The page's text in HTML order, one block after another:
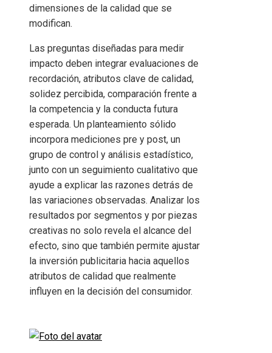
dimensiones de la calidad que se
modifican.
Las preguntas diseñadas para medir
impacto deben integrar evaluaciones de
recordación, atributos clave de calidad,
solidez percibida, comparación frente a
la competencia y la conducta futura
esperada. Un planteamiento sólido
incorpora mediciones pre y post, un
grupo de control y análisis estadístico,
junto con un seguimiento cualitativo que
ayude a explicar las razones detrás de
las variaciones observadas. Analizar los
resultados por segmentos y por piezas
creativas no solo revela el alcance del
efecto, sino que también permite ajustar
la inversión publicitaria hacia aquellos
atributos de calidad que realmente
influyen en la decisión del consumidor.